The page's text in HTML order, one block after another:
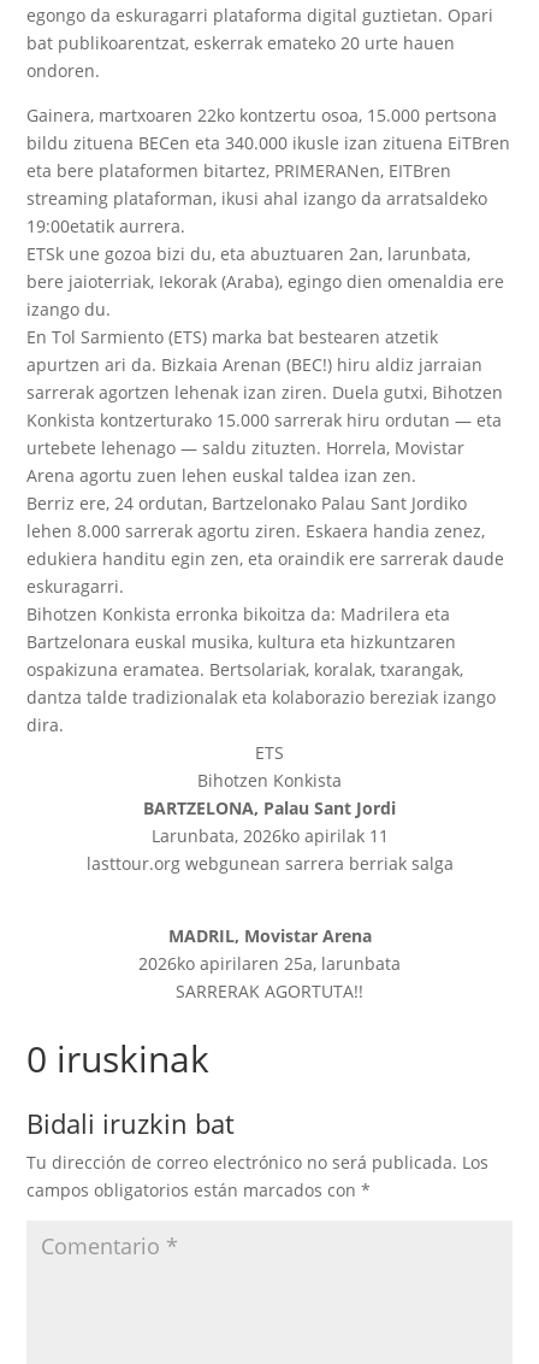
egongo da eskuragarri plataforma digital guztietan. Opari
bat publikoarentzat, eskerrak emateko 20 urte hauen
ondoren.
Gainera, martxoaren 22ko kontzertu osoa, 15.000 pertsona
bildu zituena BECen eta 340.000 ikusle izan zituena EiTBren
eta bere plataformen bitartez, PRIMERANen, EITBren
streaming plataforman, ikusi ahal izango da arratsaldeko
19:00etatik aurrera.
ETSk une gozoa bizi du, eta abuztuaren 2an, larunbata,
bere jaioterriak, Iekorak (Araba), egingo dien omenaldia ere
izango du.
En Tol Sarmiento (ETS) marka bat bestearen atzetik
apurtzen ari da. Bizkaia Arenan (BEC!) hiru aldiz jarraian
sarrerak agortzen lehenak izan ziren. Duela gutxi, Bihotzen
Konkista kontzerturako 15.000 sarrerak hiru ordutan — eta
urtebete lehenago — saldu zituzten. Horrela, Movistar
Arena agortu zuen lehen euskal taldea izan zen.
Berriz ere, 24 ordutan, Bartzelonako Palau Sant Jordiko
lehen 8.000 sarrerak agortu ziren. Eskaera handia zenez,
edukiera handitu egin zen, eta oraindik ere sarrerak daude
eskuragarri.
Bihotzen Konkista erronka bikoitza da: Madrilera eta
Bartzelonara euskal musika, kultura eta hizkuntzaren
ospakizuna eramatea. Bertsolariak, koralak, txarangak,
dantza talde tradizionalak eta kolaborazio bereziak izango
dira.
ETS
Bihotzen Konkista
BARTZELONA, Palau Sant Jordi
Larunbata, 2026ko apirilak 11
lasttour.org webgunean sarrera berriak salga
MADRIL, Movistar Arena
2026ko apirilaren 25a, larunbata
SARRERAK AGORTUTA!!
0 iruskinak
Bidali iruzkin bat
Tu dirección de correo electrónico no será publicada. Los
campos obligatorios están marcados con*